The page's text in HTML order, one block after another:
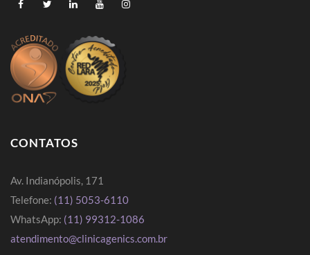
CONTATOS
Av. Indianópolis, 171
Telefone: (11) 5053-6110
WhatsApp: (11) 99312-1086
atendimento@clinicagenics.com.br